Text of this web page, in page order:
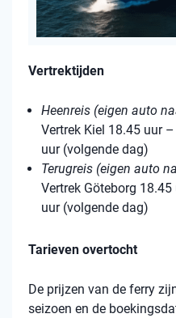
Vertrektijden
Heenreis (eigen auto
Vertrek Kiel 18.45 uur
uur (volgende dag)
Terugreis (eigen auto
Vertrek Göteborg
uur (volgende dag)
Tarieven overtocht
De prijzen van de ferry
seizoen en de